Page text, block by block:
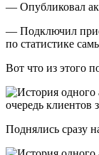
— Опубликовал
— Подключил
по статистике
Вот что из этого
Поднялись сразу